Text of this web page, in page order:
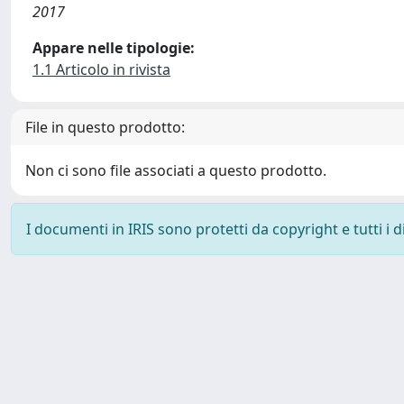
2017
Appare nelle tipologie:
1.1 Articolo in rivista
File in questo prodotto:
Non ci sono file associati a questo prodotto.
I documenti in IRIS sono protetti da copyright e tutti i